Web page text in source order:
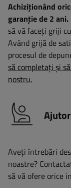
Achiziționând
garanție de 2 ani.
să vă faceți griji
Având grijă de
procesul de
să completați și
nostru.
Ajutor
Aveți întrebări
noastre?
să vă ofere orice